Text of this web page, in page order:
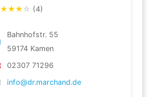
★★★ ☆ (4)
Bahnhofstr. 55
59174 Kamen
02307 71296
info@dr.marchand.de